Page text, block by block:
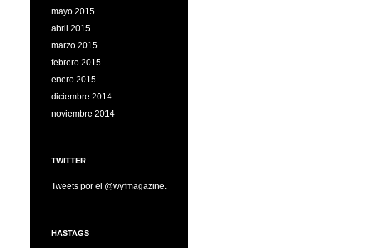
mayo 2015
abril 2015
marzo 2015
febrero 2015
enero 2015
diciembre 2014
noviembre 2014
TWITTER
Tweets por el @wyfmagazine.
HASTAGS